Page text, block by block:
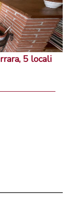
5 locali